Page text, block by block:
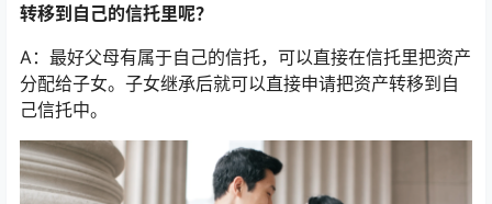
转移到自己的信托里呢？
A：最好父母有属于自己的信托，可以直接在信托里把资产
分配给子女。子女继承后就可以直接申请把资产转移到自
己信托中。